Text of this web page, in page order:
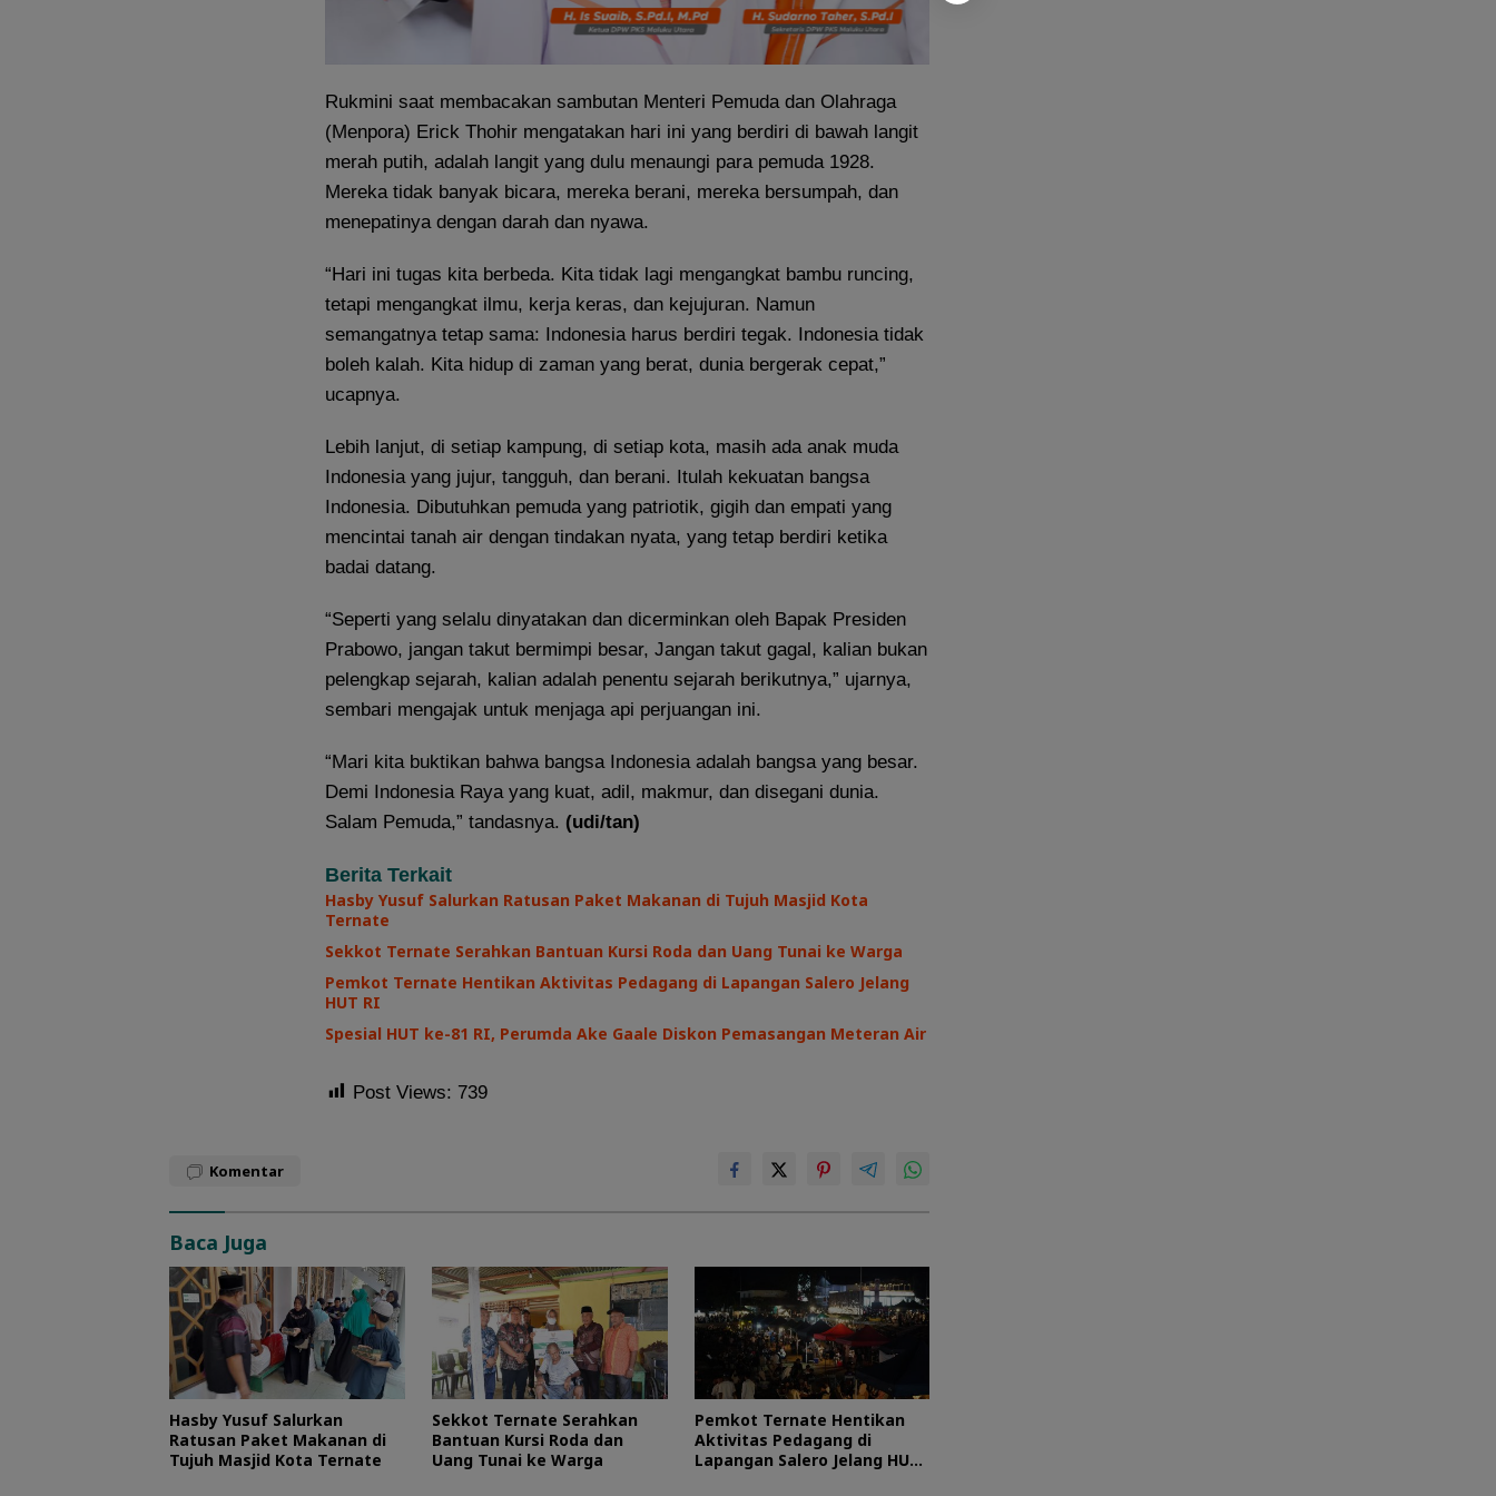
Rukmini saat membacakan sambutan Menteri Pemuda dan Olahraga
(Menpora) Erick Thohir mengatakan hari ini yang berdiri di bawah langit
merah putih, adalah langit yang dulu menaungi para pemuda 1928.
Mereka tidak banyak bicara, mereka berani, mereka bersumpah, dan
menepatinya dengan darah dan nyawa.
“Hari ini tugas kita berbeda. Kita tidak lagi mengangkat bambu runcing,
tetapi mengangkat ilmu, kerja keras, dan kejujuran. Namun
semangatnya tetap sama: Indonesia harus berdiri tegak. Indonesia tidak
boleh kalah. Kita hidup di zaman yang berat, dunia bergerak cepat,”
ucapnya.
Lebih lanjut, di setiap kampung, di setiap kota, masih ada anak muda
Indonesia yang jujur, tangguh, dan berani. Itulah kekuatan bangsa
Indonesia. Dibutuhkan pemuda yang patriotik, gigih dan empati yang
mencintai tanah air dengan tindakan nyata, yang tetap berdiri ketika
badai datang.
“Seperti yang selalu dinyatakan dan dicerminkan oleh Bapak Presiden
Prabowo, jangan takut bermimpi besar, Jangan takut gagal, kalian bukan
pelengkap sejarah, kalian adalah penentu sejarah berikutnya,” ujarnya,
sembari mengajak untuk menjaga api perjuangan ini.
“Mari kita buktikan bahwa bangsa Indonesia adalah bangsa yang besar.
Demi Indonesia Raya yang kuat, adil, makmur, dan disegani dunia.
Salam Pemuda,” tandasnya. (udi/tan)
Berita Terkait
Hasby Yusuf Salurkan Ratusan Paket Makanan di Tujuh Masjid Kota
Ternate
Sekkot Ternate Serahkan Bantuan Kursi Roda dan Uang Tunai ke Warga
Pemkot Ternate Hentikan Aktivitas Pedagang di Lapangan Salero Jelang
HUT RI
Spesial HUT ke-81 RI, Perumda Ake Gaale Diskon Pemasangan Meteran Air
Post Views: 739
Komentar
Baca Juga
Hasby Yusuf Salurkan
Ratusan Paket Makanan di
Tujuh Masjid Kota Ternate
Sekkot Ternate Serahkan
Bantuan Kursi Roda dan
Uang Tunai ke Warga
Pemkot Ternate Hentikan
Aktivitas Pedagang di
Lapangan Salero Jelang HUT